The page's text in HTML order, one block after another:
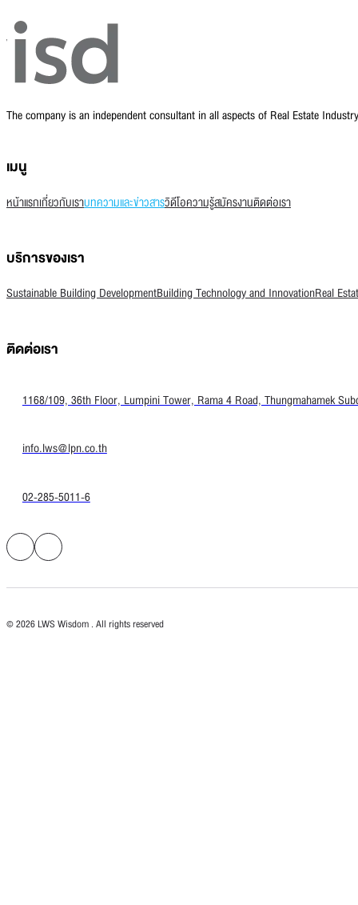
The company is an independent consultant in all aspects of Real Estate
เมนู
หน้าแรกเกี่ยวกับเราบทความและข่าวสารวิดีโอความรู้สมัครงานติดต่อเรา
บริการของเรา
Sustainable Building DevelopmentBuilding Technology and InnovationReal
ติดต่อเรา
1168/109, 36th Floor, Lumpini Tower, Rama 4 Road, Thungmahamek
info.lws@lpn.co.th
02-285-5011-6
© 2026 LWS Wisdom . All rights reserved